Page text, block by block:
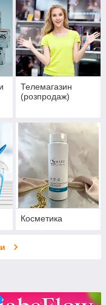
Телемагазин
(розпродаж)
Косметика